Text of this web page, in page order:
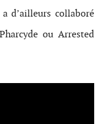
d’ailleurs collaboré
ou Arrested